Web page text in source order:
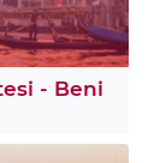
- Beni